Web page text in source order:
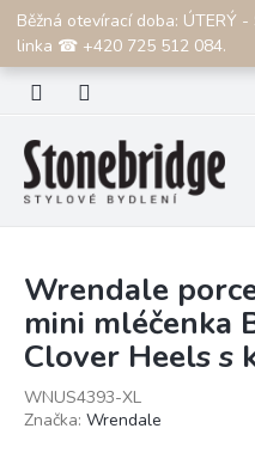
Přejít
obsah
Běžná otevírací doba: ÚTERÝ
linka ☎ +420 725 512 084.
CZK
Wrendale
mini mléčenka
Clover Heels s
WNUS4393-XL
Značka: Wrendale